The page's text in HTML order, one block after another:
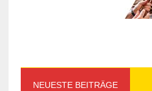
NEUESTE BEITRÄGE